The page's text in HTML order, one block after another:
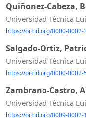
Quiñonez-Cabeza,
Universidad Técnica
https://orcid.org/0000-0002-
Salgado-Ortiz,
Universidad Técnica
https://orcid.org/0000-0002-
Zambrano-Castro,
Universidad Técnica
https://orcid.org/0009-0002-